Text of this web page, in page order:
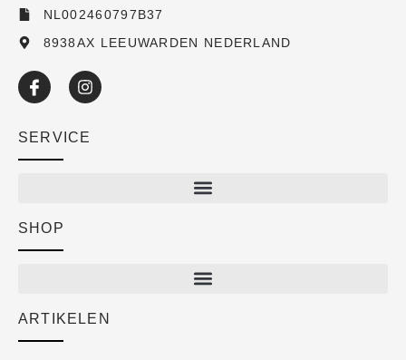
NL002460797B37
8938AX LEEUWARDEN NEDERLAND
SERVICE
SHOP
ARTIKELEN